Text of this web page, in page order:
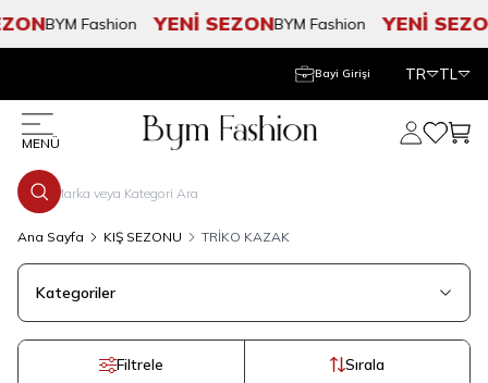
BYM Fashion YENİ SEZONBYM Fashion YENİ
Bayi Girişi TR TL
MENÜ
Hesabım
Ana Sayfa KIŞ SEZONU TRİKO KAZAK
Kategoriler
Filtrele Sırala